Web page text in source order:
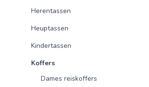
Herentassen
Heuptassen
Kindertassen
Koffers
Dames reiskoffers